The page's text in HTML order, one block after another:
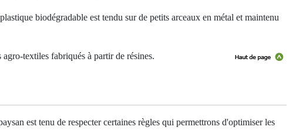
biodégradable est tendu sur de petits arceaux en métal et maintenu
textiles fabriqués à partir de résines.
est tenu de respecter certaines règles qui permettrons d'optimiser les